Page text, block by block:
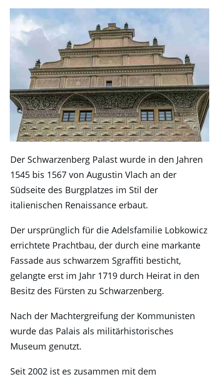
Der Schwarzenberg Palast wurde in den Jahren
1545 bis 1567 von Augustin Vlach an der
Südseite des Burgplatzes im Stil der
italienischen Renaissance erbaut.
Der ursprünglich für die Adelsfamilie Lobkowicz
errichtete Prachtbau, der durch eine markante
Fassade aus schwarzem Sgraffiti besticht,
gelangte erst im Jahr 1719 durch Heirat in den
Besitz des Fürsten zu Schwarzenberg.
Nach der Machtergreifung der Kommunisten
wurde das Palais als militärhistorisches
Museum genutzt.
Seit 2002 ist es zusammen mit dem